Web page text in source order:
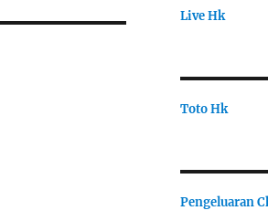
Live Hk
Toto Hk
Pengeluaran